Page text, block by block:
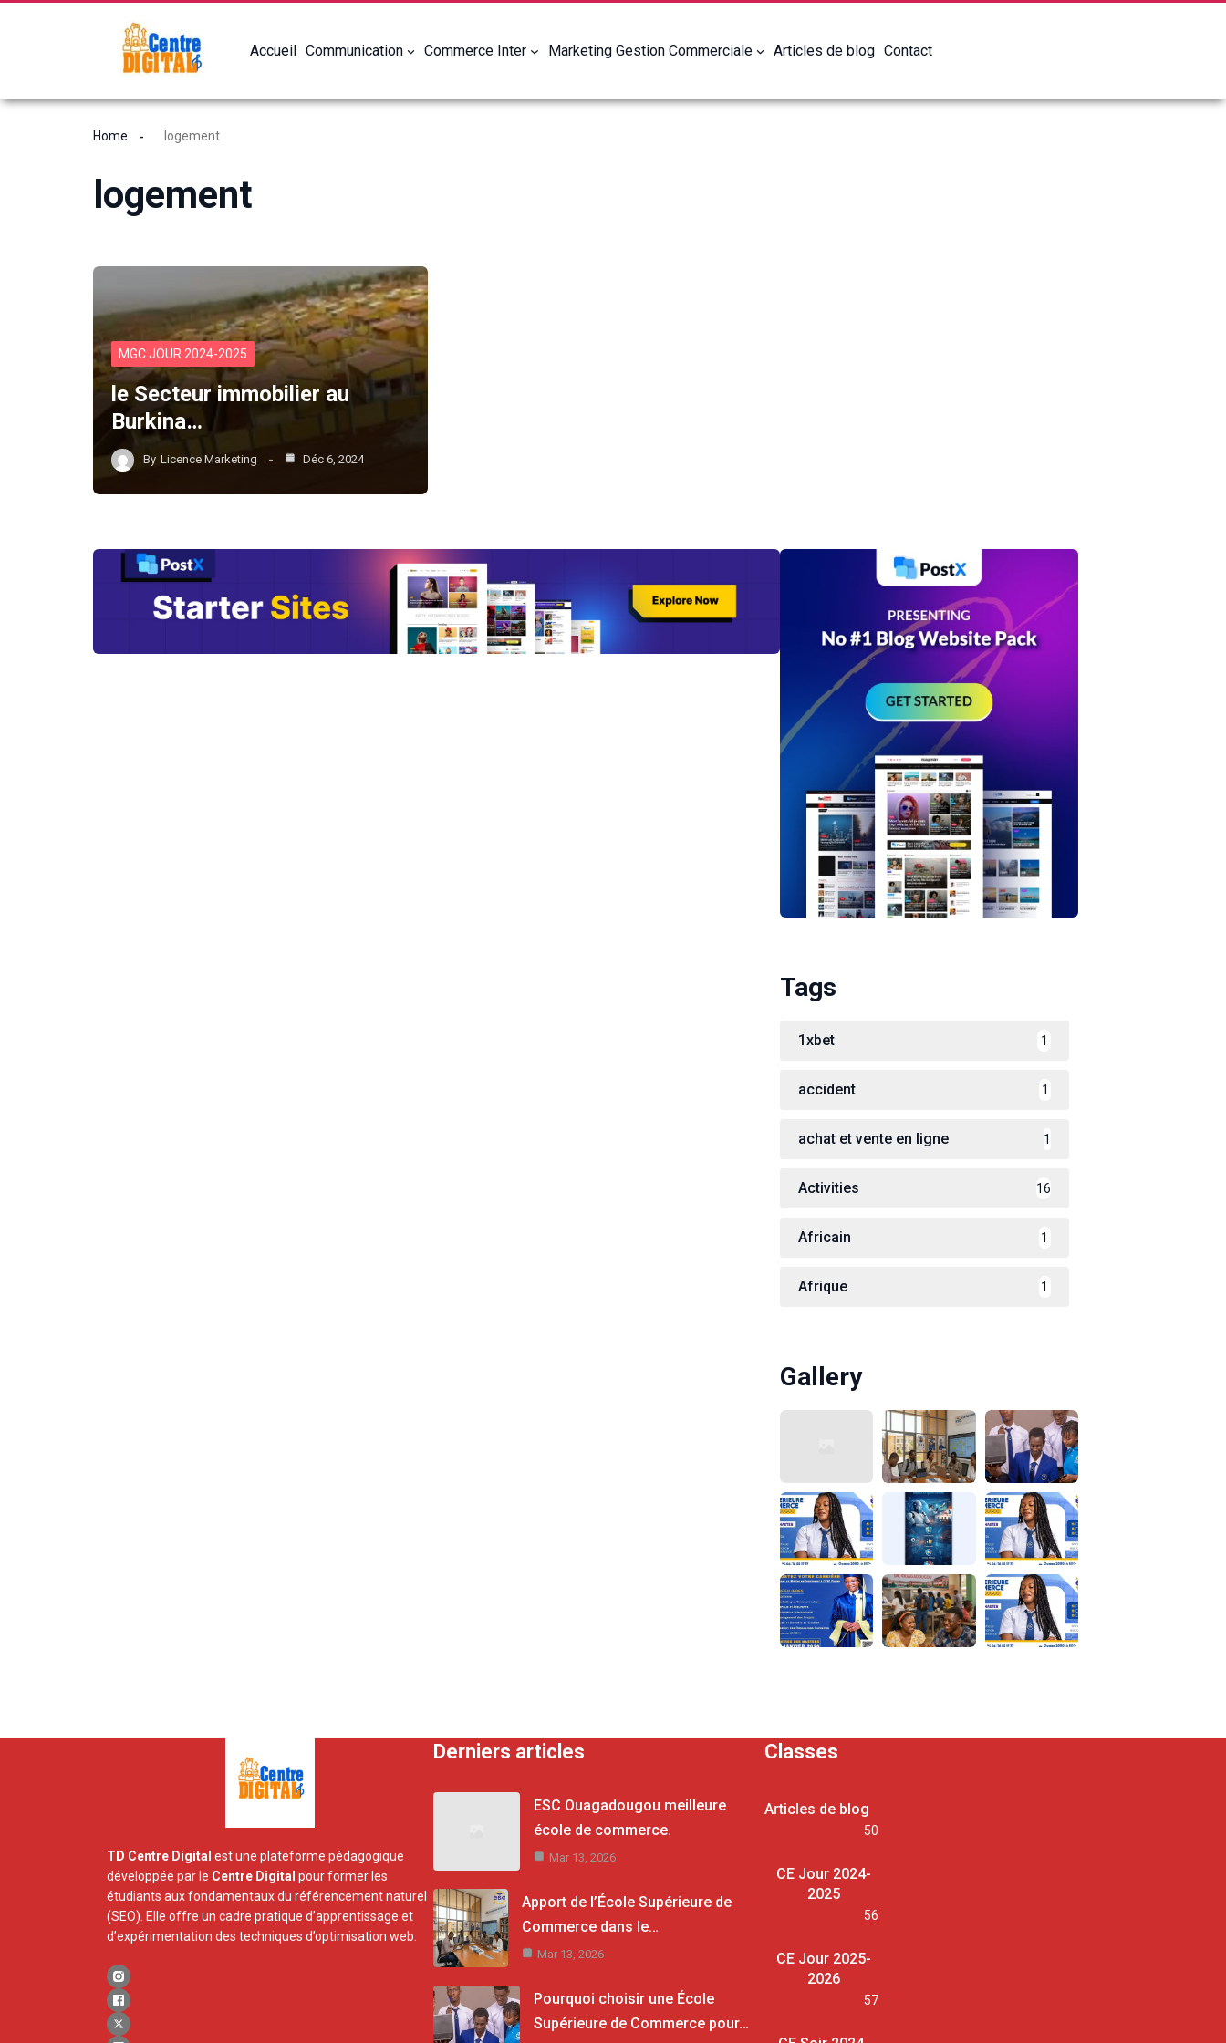
Accueil Communication Commerce Inter Marketing Gestion Commerciale Articles de blog Contact
Home logement
logement
MGC JOUR 2024-2025
le Secteur immobilier au
Burkina…
By Licence Marketing Déc 6, 2024
Tags
1xbet 1
accident 1
achat et vente en ligne 1
Activities 16
Africain 1
Afrique 1
Gallery
TD Centre Digital est une plateforme pédagogique
développée par le Centre Digital pour former les
étudiants aux fondamentaux du référencement naturel
(SEO). Elle offre un cadre pratique d’apprentissage et
d’expérimentation des techniques d’optimisation web.
Derniers articles
ESC Ouagadougou meilleure
école de commerce.
Mar 13, 2026
Apport de l’École Supérieure de
Commerce dans le…
Mar 13, 2026
Pourquoi choisir une École
Supérieure de Commerce pour…
Classes
Articles de blog
50
CE Jour 2024-
2025
56
CE Jour 2025-
2026
57